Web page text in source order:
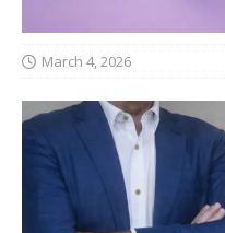
March 4, 2026